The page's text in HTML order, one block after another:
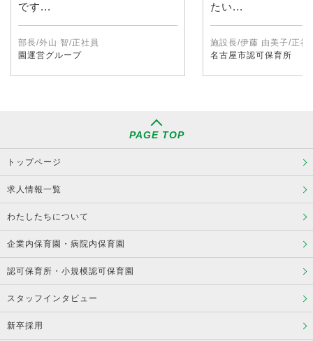
です...
部長/外山 智/正社員
園運営グループ
たい...
施設長/伊藤 由美子/正社
名古屋市認可保育所
PAGE TOP
トップページ
求人情報一覧
わたしたちについて
企業内保育園・病院内保育園
認可保育所・小規模認可保育園
スタッフインタビュー
新卒採用